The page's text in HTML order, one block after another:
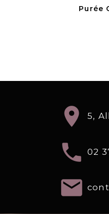
Purée
location_on 5,
local_phone 02
email